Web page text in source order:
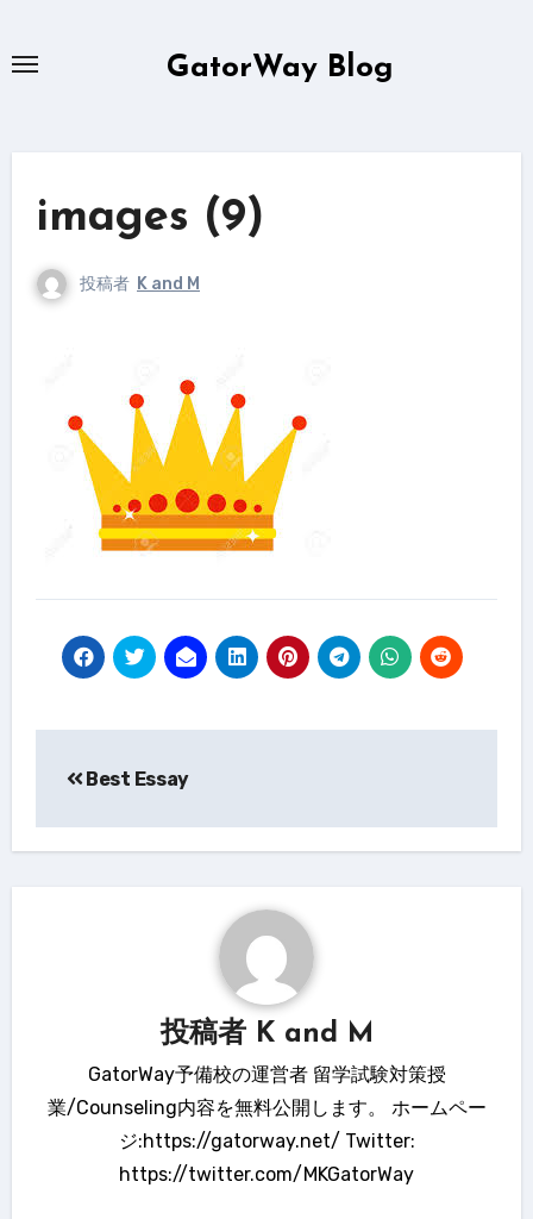
GatorWay Blog
images (9)
投稿者 K and M
稿
ナ
Best Essay
投稿者 K and M
GatorWay予備校の運営者 留学試験対策授
業/Counseling内容を無料公開します。 ホームペー
ジ:https://gatorway.net/ Twitter:
https://twitter.com/MKGatorWay